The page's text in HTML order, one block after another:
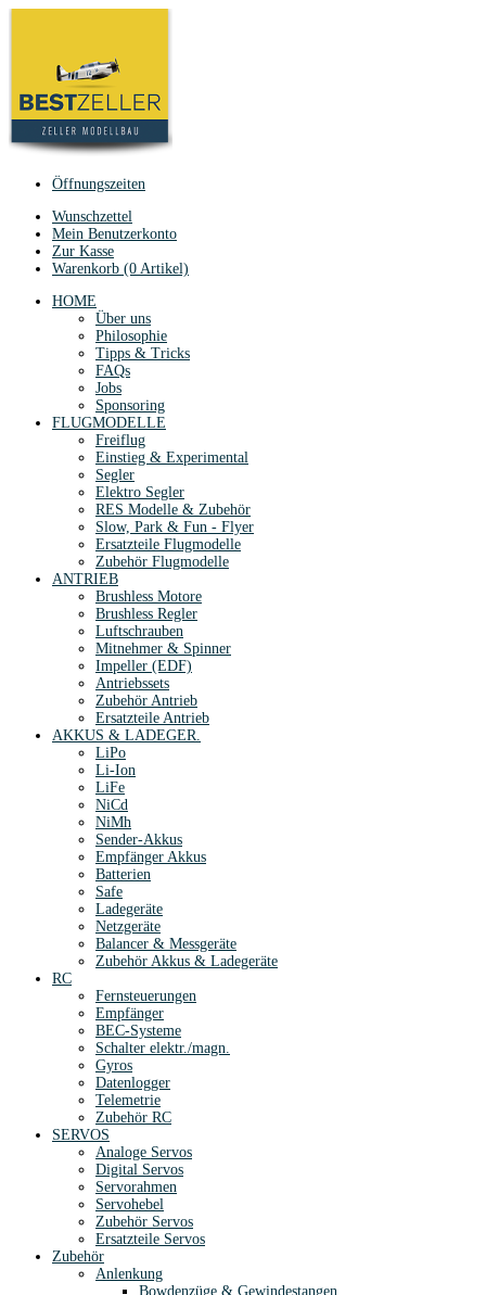
Öffnungszeiten
Wunschzettel
Mein Benutzerkonto
Zur Kasse
Warenkorb (0 Artikel)
HOME
Über uns
Philosophie
Tipps & Tricks
FAQs
Jobs
Sponsoring
FLUGMODELLE
Freiflug
Einstieg & Experimental
Segler
Elektro Segler
RES Modelle & Zubehör
Slow, Park & Fun - Flyer
Ersatzteile Flugmodelle
Zubehör Flugmodelle
ANTRIEB
Brushless Motore
Brushless Regler
Luftschrauben
Mitnehmer & Spinner
Impeller (EDF)
Antriebssets
Zubehör Antrieb
Ersatzteile Antrieb
AKKUS & LADEGER.
LiPo
Li-Ion
LiFe
NiCd
NiMh
Sender-Akkus
Empfänger Akkus
Batterien
Safe
Ladegeräte
Netzgeräte
Balancer & Messgeräte
Zubehör Akkus & Ladegeräte
RC
Fernsteuerungen
Empfänger
BEC-Systeme
Schalter elektr./magn.
Gyros
Datenlogger
Telemetrie
Zubehör RC
SERVOS
Analoge Servos
Digital Servos
Servorahmen
Servohebel
Zubehör Servos
Ersatzteile Servos
Zubehör
Anlenkung
Bowdenzüge & Gewindestangen